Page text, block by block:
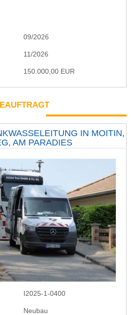
09/2026
11/2026
150.000,00 EUR
IN MOITIN,
AM PARADIES
I2025-1-0400
Neubau